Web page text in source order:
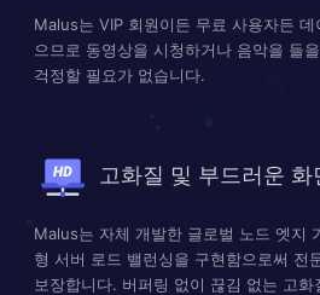
Malus는 VIP 회원이든 무료 사용자든
으므로 동영상을 시청하거나 음악을 들
걱정할 필요가 없습니다.
고화질 및 부드러운 화
Malus는 자체 개발한 글로벌 노드 엣지
형 서버 로드 밸런싱을 구현함으로써 전
보장합니다. 버퍼링 없이 끊김 없는 고